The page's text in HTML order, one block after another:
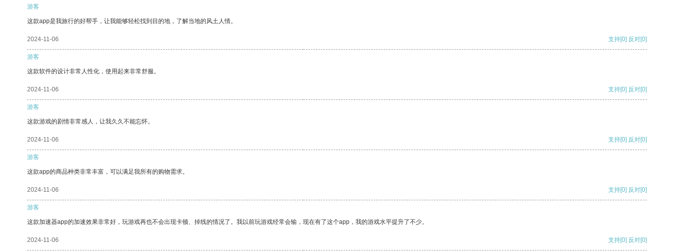
游客
这款app是我旅行的好帮手，让我能够轻松找到目的地，了解当地的风土人情。
2024-11-06 支持[0] 反对[0]
游客
这款软件的设计非常人性化，使用起来非常舒服。
2024-11-06 支持[0] 反对[0]
游客
这款游戏的剧情非常感人，让我久久不能忘怀。
2024-11-06 支持[0] 反对[0]
游客
这款app的商品种类非常丰富，可以满足我所有的购物需求。
2024-11-06 支持[0] 反对[0]
游客
这款加速器app的加速效果非常好，玩游戏再也不会出现卡顿、掉线的情况了。我以前玩游戏经常会输，现在有了这个app，我的游戏水平提升了不少。
2024-11-06 支持[0] 反对[0]